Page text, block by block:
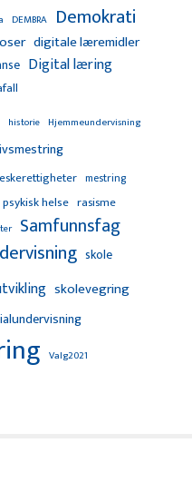
DEMBRA Demokrati
digitale læremidler
Digital læring
historie Hjemmeundervisning
mestring
psykisk helse rasisme
Samfunnsfag
skole
skolevegring
Valg2021